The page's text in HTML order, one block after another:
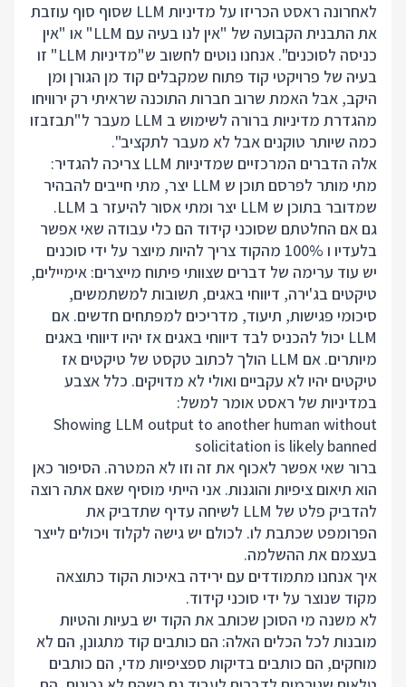
לאחרונה ראסט הכריזו על מדיניות LLM שסוף סוף עוזבת
את התבנית הקבועה של "אין לנו בעיה עם LLM" או "אין
כניסה לסוכנים". אנחנו נוטים לחשוב ש"מדיניות LLM" זו
בעיה של פרויקטי קוד פתוח שמקבלים קוד מן הגורן ומן
היקב, אבל האמת שרוב חברות התוכנה שראיתי רק ירוויחו
מהגדרת מדיניות ברורה לשימוש ב LLM מעבר ל"תבזבזו
כמה שיותר טוקנים אבל לא מעבר לתקציב".
אלה הדברים המרכזיים שמדיניות LLM צריכה להגדיר:
מתי מותר לפרסם תוכן ש LLM יצר, מתי חייבים להבהיר
שמדובר בתוכן ש LLM יצר ומתי אסור להיעזר ב LLM.
גם אם החלטתם שסוכני קידוד הם כלי עבודה שאי אפשר
בלעדיו ו 100% מהקוד צריך להיות מיוצר על ידי סוכנים
יש עוד ערימה של דברים שצוותי פיתוח מייצרים: אימיילים,
טיקטים בג'ירה, דיווחי באגים, תשובות למשתמשים,
סיכומי פגישות, תיעוד, מדריכים למפתחים חדשים. אם
LLM יכול להכניס לבד דיווחי באגים אז יהיו דיווחי באגים
מיותרים. אם LLM הולך לכתוב טקסט של טיקטים אז
טיקטים יהיו לא עקביים ואולי לא מדויקים. כלל אצבע
במדיניות של ראסט אומר למשל:
Showing LLM output to another human without
solicitation is likely banned
ברור שאי אפשר לאכוף את זה וזו לא המטרה. הסיפור כאן
הוא תיאום ציפיות והוגנות. אני הייתי מוסיף שאם אתה רוצה
להדביק פלט של LLM לשיחה עדיף שתדביק את
הפרומפט שכתבת לו. לכולם יש גישה לקלוד ויכולים לייצר
בעצמם את ההשלמה.
איך אנחנו מתמודדים עם ירידה באיכות הקוד כתוצאה
מקוד שנוצר על ידי סוכני קידוד.
לא משנה מי הסוכן שכותב את הקוד יש בעיות והטיות
מובנות לכל הכלים האלה: הם כותבים קוד מתגונן, הם לא
מוחקים, הם כותבים בדיקות ספציפיות מדי, הם כותבים